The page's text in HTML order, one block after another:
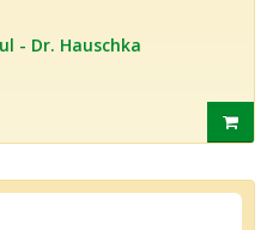
- Dr. Hauschka